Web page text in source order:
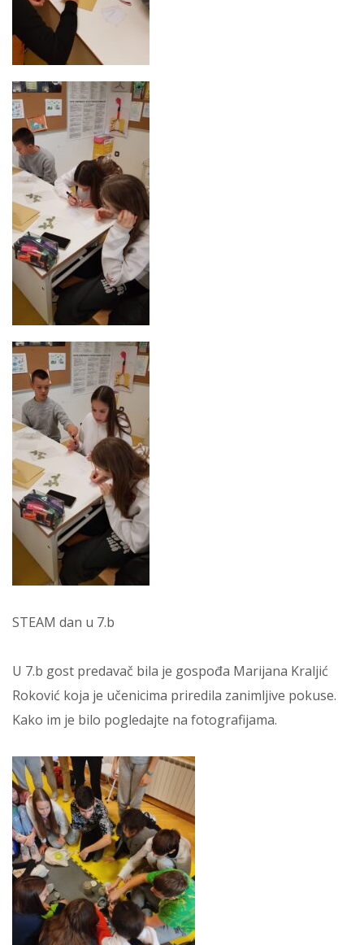
STEAM dan u 7.b
U 7.b gost predavač bila je gospođa Marijana Kraljić
Roković koja je učenicima priredila zanimljive pokuse.
Kako im je bilo pogledajte na fotografijama.